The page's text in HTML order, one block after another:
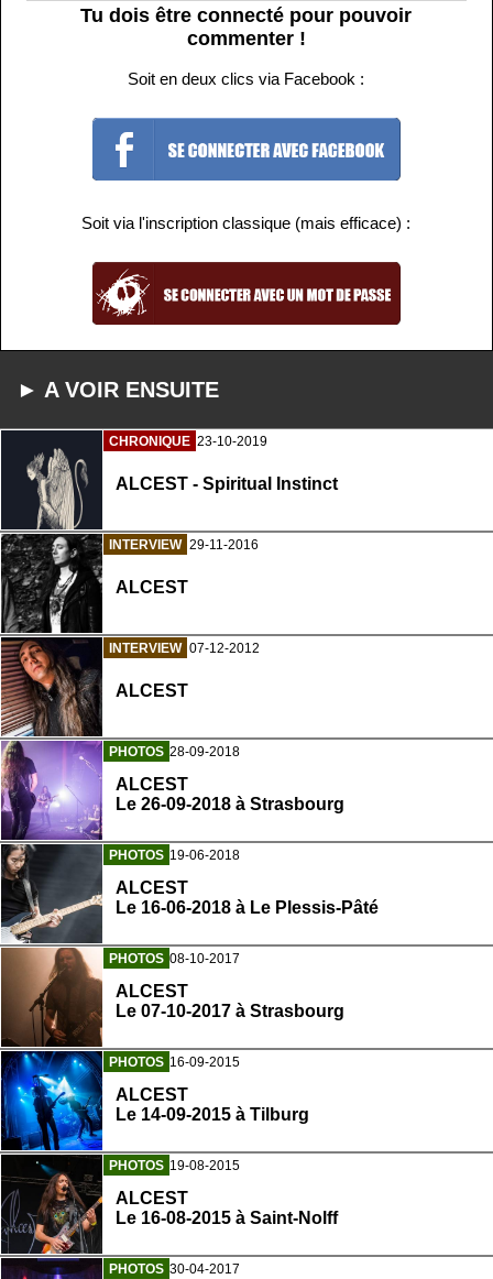
Tu dois être connecté pour pouvoir
commenter !
Soit en deux clics via Facebook :
Soit via l'inscription classique (mais efficace) :
► A VOIR ENSUITE
CHRONIQUE 23-10-2019
ALCEST - Spiritual Instinct
INTERVIEW 29-11-2016
ALCEST
INTERVIEW 07-12-2012
ALCEST
PHOTOS 28-09-2018
ALCEST
Le 26-09-2018 à Strasbourg
PHOTOS 19-06-2018
ALCEST
Le 16-06-2018 à Le Plessis-Pâté
PHOTOS 08-10-2017
ALCEST
Le 07-10-2017 à Strasbourg
PHOTOS 16-09-2015
ALCEST
Le 14-09-2015 à Tilburg
PHOTOS 19-08-2015
ALCEST
Le 16-08-2015 à Saint-Nolff
PHOTOS 30-04-2017